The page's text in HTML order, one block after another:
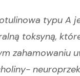
typu A
toksyną,
zahamowaniu